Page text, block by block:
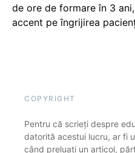
de ore de formare în 3
accent pe îngrijirea
COPYRIGHT
Pentru că scrieți despre
datorită acestui lucru, ar fi
când preluați un articol,